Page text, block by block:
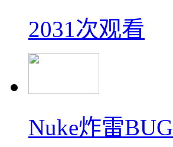
2031次观看
Nuke炸雷BUG